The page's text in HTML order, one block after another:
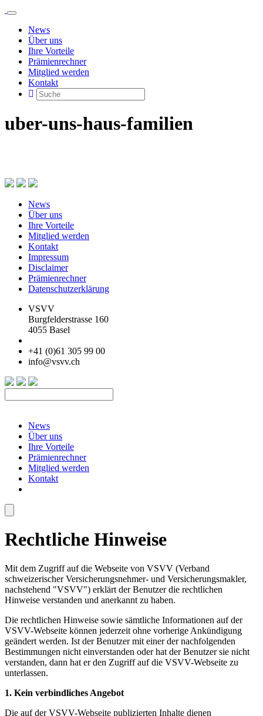
News
Über uns
Ihre Vorteile
Prämienrechner
Mitglied werden
Kontakt
uber-uns-haus-familien
News
Über uns
Ihre Vorteile
Mitglied werden
Kontakt
Impressum
Disclaimer
Prämienrechner
Datenschutzerklärung
VSVV
Burgfelderstrasse 160
4055 Basel
+41 (0)61 305 99 00
info@vsvv.ch
News
Über uns
Ihre Vorteile
Prämienrechner
Mitglied werden
Kontakt
Rechtliche Hinweise
Mit dem Zugriff auf die Webseite von VSVV (Verband
schweizerischer Versicherungsnehmer- und Versicherungsmakler,
nachstehend "VSVV") erklärt der Benutzer die rechtlichen
Hinweise verstanden und anerkannt zu haben.
Die rechtlichen Hinweise sowie sämtliche Informationen auf der
VSVV-Webseite können jederzeit ohne vorherige Ankündigung
geändert werden. Ist der Benutzer mit einer der nachfolgenden
Bestimmungen nicht einverstanden oder hat der Benutzer sie nicht
verstanden, dann hat er den Zugriff auf die VSVV-Webseite zu
unterlassen.
1. Kein verbindliches Angebot
Die auf der VSVV-Webseite publizierten Inhalte dienen